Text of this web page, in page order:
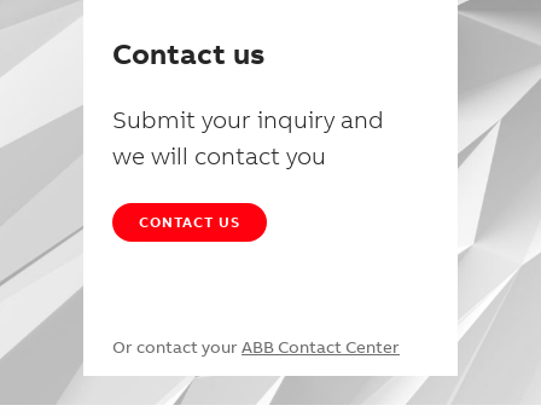
Contact us
Submit your inquiry and
we will contact you
CONTACT US
Or contact your ABB Contact Center